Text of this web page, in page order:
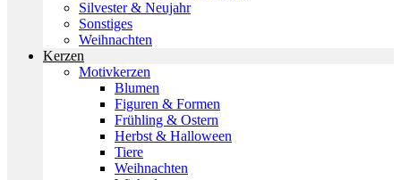
Silvester & Neujahr
Sonstiges
Weihnachten
Kerzen
Motivkerzen
Blumen
Figuren & Formen
Frühling & Ostern
Herbst & Halloween
Tiere
Weihnachten